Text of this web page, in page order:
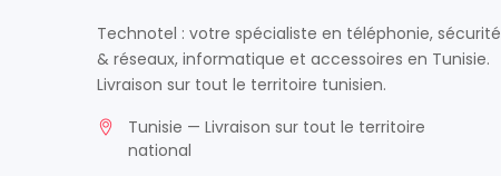
Technotel : votre spécialiste en téléphonie, sécurité
& réseaux, informatique et accessoires en Tunisie.
Livraison sur tout le territoire tunisien.
Tunisie — Livraison sur tout le territoire
national